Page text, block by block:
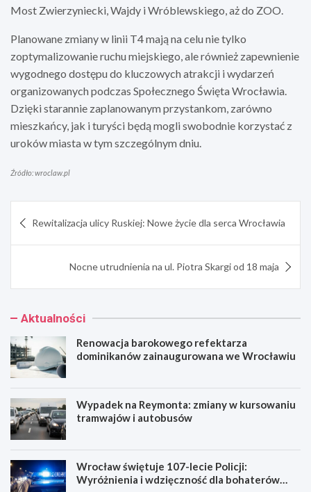
Most Zwierzyniecki, Wajdy i Wróblewskiego, aż do ZOO.
Planowane zmiany w linii T4 mają na celu nie tylko
zoptymalizowanie ruchu miejskiego, ale również zapewnienie
wygodnego dostępu do kluczowych atrakcji i wydarzeń
organizowanych podczas Społecznego Święta Wrocławia.
Dzięki starannie zaplanowanym przystankom, zarówno
mieszkańcy, jak i turyści będą mogli swobodnie korzystać z
uroków miasta w tym szczególnym dniu.
Źródło: wroclaw.pl
wpisu
Rewitalizacja ulicy Ruskiej: Nowe życie dla serca Wrocławia
Nocne utrudnienia na ul. Piotra Skargi od 18 maja
Aktualności
Renowacja barokowego refektarza
dominikanów zainaugurowana we Wrocławiu
Wypadek na Reymonta: zmiany w kursowaniu
tramwajów i autobusów
Wrocław świętuje 107-lecie Policji:
Wyróżnienia i wdzięczność dla bohaterów